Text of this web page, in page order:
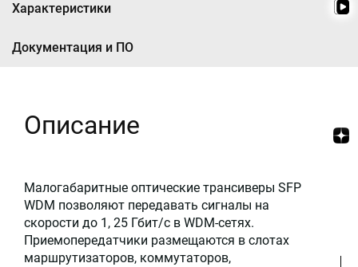
Характеристики
Документация и ПО
Описание
Малогабаритные оптические трансиверы SFP
WDM позволяют передавать сигналы на
скорости до 1, 25 Гбит/с в WDM-сетях.
Приемопередатчики размещаются в слотах
маршрутизаторов, коммутаторов,